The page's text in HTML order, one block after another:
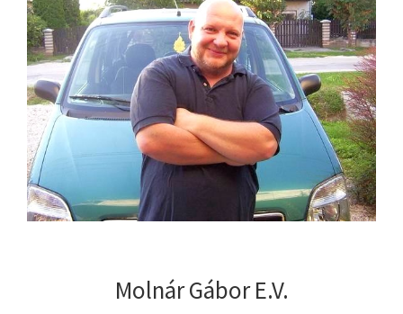
Molnár Gábor E.V.